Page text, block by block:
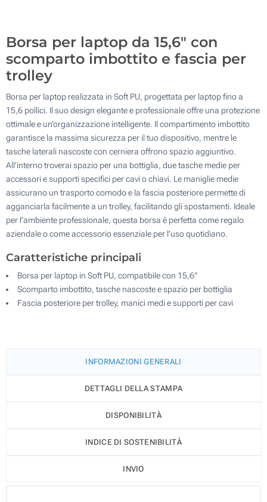
Borsa per laptop da 15,6" con
scomparto imbottito e fascia per
trolley
Borsa per laptop realizzata in Soft PU, progettata per laptop fino a
15,6 pollici. Il suo design elegante e professionale offre una protezione
ottimale e un’organizzazione intelligente. Il compartimento imbottito
garantisce la massima sicurezza per il tuo dispositivo, mentre le
tasche laterali nascoste con cerniera offrono spazio aggiuntivo.
All’interno troverai spazio per una bottiglia, due tasche medie per
accessori e supporti specifici per cavi o chiavi. Le maniglie medie
assicurano un trasporto comodo e la fascia posteriore permette di
agganciarla facilmente a un trolley, facilitando gli spostamenti. Ideale
per l’ambiente professionale, questa borsa è perfetta come regalo
aziendale o come accessorio essenziale per l’uso quotidiano.
Caratteristiche principali
Borsa per laptop in Soft PU, compatibile con 15,6”
Scomparto imbottito, tasche nascoste e spazio per bottiglia
Fascia posteriore per trolley, manici medi e supporti per cavi
INFORMAZIONI GENERALI
DETTAGLI DELLA STAMPA
DISPONIBILITÀ
INDICE DI SOSTENIBILITÀ
INVIO